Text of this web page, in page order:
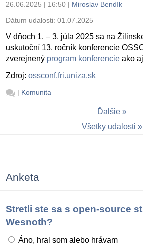
26.06.2025 | 16:50 | Miroslav Bendík
Dátum udalosti: 01.07.2025
V dňoch 1. – 3. júla 2025 sa na
uskutoční 13. ročník konferencie
zverejnený program konferencie ako aj
Zdroj: ossconf.fri.uniza.sk
| Komunita
Ďalšie
Všetky udalosti
Anketa
Stretli ste sa s open-source
Wesnoth?
Áno, hral som alebo hrávam